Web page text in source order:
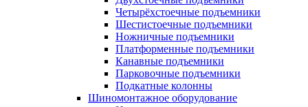
Четырёхстоечные подъемники
Шестистоечные подъемники
Ножничные подъемники
Платформенные подъемники
Канавные подъемники
Парковочные подъемники
Подкатные колонны
Шиномонтажное оборудование